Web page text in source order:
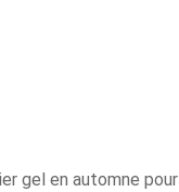
gel en automne pour